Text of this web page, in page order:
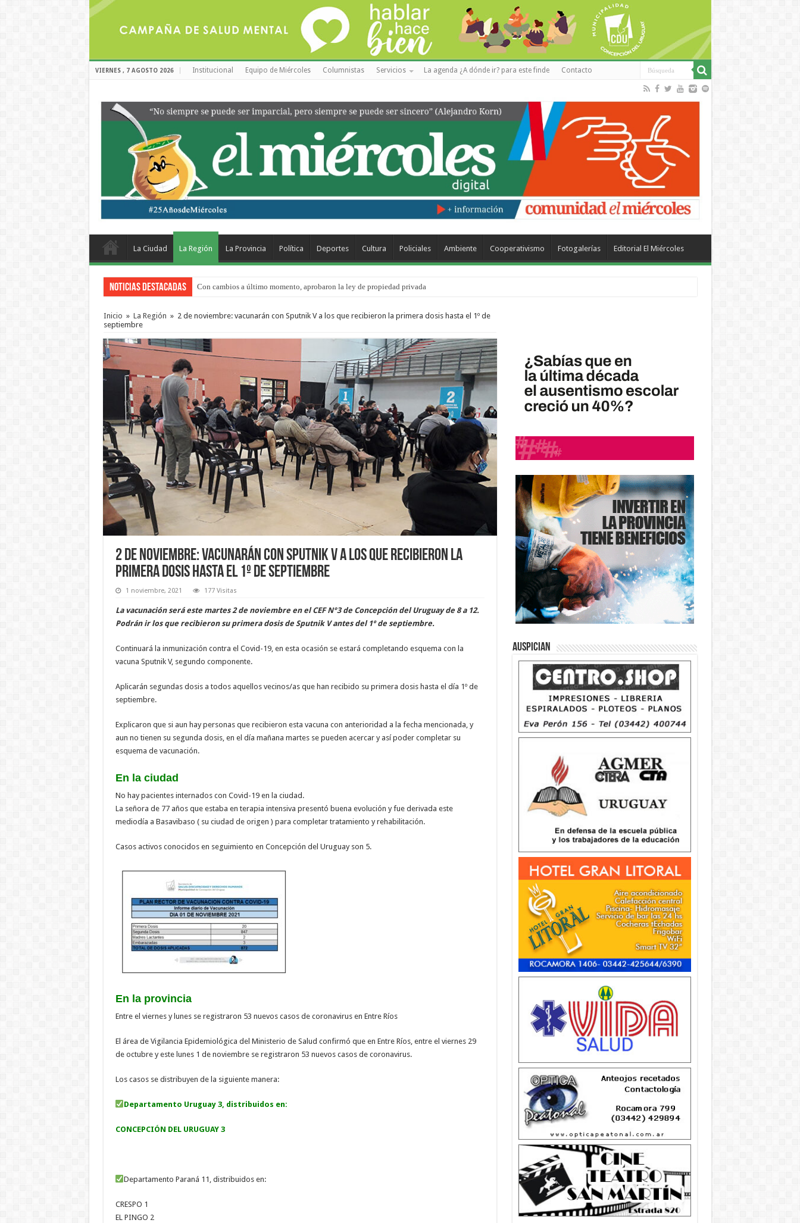
VIERNES , 7 AGOSTO 2026 Institucional Equipo de Miércoles Columnistas Servicios La agenda ¿A dónde ir? para este finde Contacto
La Ciudad La Región La Provincia Política Deportes Cultura Policiales Ambiente Cooperativismo Fotogalerías Editorial El Miércoles
Noticias Destacadas Con cambios a último momento, aprobaron la ley de propiedad privada
Del viernes 7 al domingo 9 de agosto: la agenda ¿A dónde ir? para este finde
Inicio » La Región » 2 de noviembre: vacunarán con Sputnik V a los que recibieron la primera dosis hasta el 1º de
septiembre
2 de noviembre: vacunarán con Sputnik V a los que recibieron la
primera dosis hasta el 1º de septiembre
1 noviembre, 2021 177 Visitas
La vacunación será este martes 2 de noviembre en el CEF N°3 de Concepción del Uruguay de 8 a 12.
Podrán ir los que recibieron su primera dosis de Sputnik V antes del 1º de septiembre.
Continuará la inmunización contra el Covid-19, en esta ocasión se estará completando esquema con la
vacuna Sputnik V, segundo componente.
Aplicarán segundas dosis a todos aquellos vecinos/as que han recibido su primera dosis hasta el día 1º de
septiembre.
Explicaron que si aun hay personas que recibieron esta vacuna con anterioridad a la fecha mencionada, y
aun no tienen su segunda dosis, en el día mañana martes se pueden acercar y así poder completar su
esquema de vacunación.
En la ciudad
No hay pacientes internados con Covid-19 en la ciudad.
La señora de 77 años que estaba en terapia intensiva presentó buena evolución y fue derivada este
mediodía a Basavibaso ( su ciudad de origen ) para completar tratamiento y rehabilitación.
Casos activos conocidos en seguimiento en Concepción del Uruguay son 5.
En la provincia
Entre el viernes y lunes se registraron 53 nuevos casos de coronavirus en Entre Ríos
El área de Vigilancia Epidemiológica del Ministerio de Salud confirmó que en Entre Ríos, entre el viernes 29
de octubre y este lunes 1 de noviembre se registraron 53 nuevos casos de coronavirus.
Los casos se distribuyen de la siguiente manera:
Departamento Uruguay 3, distribuidos en:
CONCEPCIÓN DEL URUGUAY 3
Departamento Paraná 11, distribuidos en:
CRESPO 1
EL PINGO 2
Auspician